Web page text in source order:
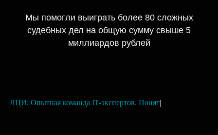
Мы помогли выиграть более 80 сложных
судебных дел на общую сумму свыше 5
миллиардов рублей
ЛЦИ: Опытная команда IT-экспертов. Понятные